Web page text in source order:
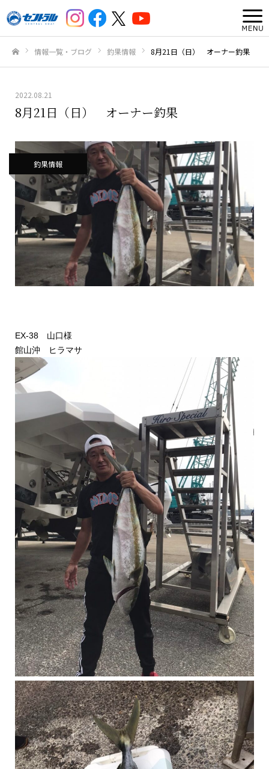
情報一覧・ブログ 釣果情報 8月21日（日） オーナー釣果
2022.08.21
8月21日（日） オーナー釣果
釣果情報
EX-38 山口様
館山沖 ヒラマサ